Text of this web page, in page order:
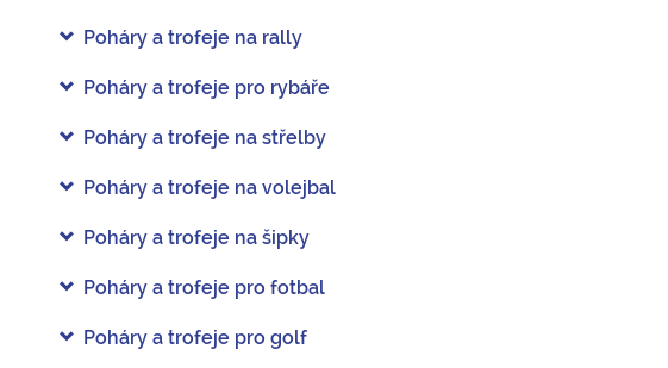
Poháry a trofeje na rally
Poháry a trofeje pro rybáře
Poháry a trofeje na střelby
Poháry a trofeje na volejbal
Poháry a trofeje na šipky
Poháry a trofeje pro fotbal
Poháry a trofeje pro golf